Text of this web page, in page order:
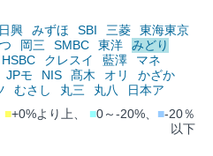
日興 みずほ SBI 三菱
東海東京
岡三 SMBC 東洋
みどり
HSBC クレスイ 藍澤
マネ
JPモ NIS 髙木 オリ
かざか
むさし 丸三 丸八
日本ア
■+0%より上、 ■0～-20%、 ■-20％
以下